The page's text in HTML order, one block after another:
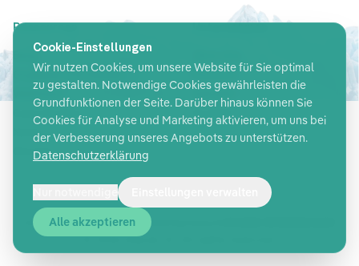
Ressourcen
Blog
Guides & Checklisten
Webinare
Case Studies
News
Glossar
Unternehmen
Partners
Karriere
Kontakt
AGB DatenschutzSicherheit
©2026Glacier AI
Cookie-Einstellungen
Wir nutzen Cookies, um unsere Website für Sie optimal
zu gestalten. Notwendige Cookies gewährleisten die
Grundfunktionen der Seite. Darüber hinaus können Sie
Cookies für Analyse und Marketing aktivieren, um uns bei
der Verbesserung unseres Angebots zu unterstützen.
Datenschutzerklärung
Alle akzeptieren